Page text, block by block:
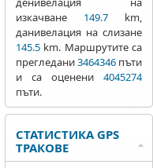
изкачване 149.7 km,
данивелация на слизане
145.5 km. Маршрутите са
прегледани3464346 пъти
и са оценени 4045274
пъти.
СТАТИСТИКА GPS
ТРАКОВЕ